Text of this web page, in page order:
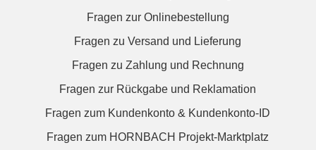
Fragen zur Onlinebestellung
Fragen zu Versand und Lieferung
Fragen zu Zahlung und Rechnung
Fragen zur Rückgabe und Reklamation
Fragen zum Kundenkonto & Kundenkonto-ID
Fragen zum HORNBACH Projekt-Marktplatz